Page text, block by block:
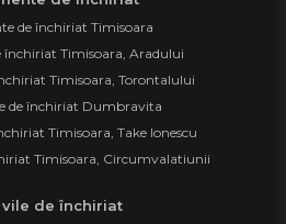
de închiriat Timisoara
Timisoara, Aradului
Timisoara, Torontalului
de închiriat Dumbravita
Timisoara, Take Ionescu
Timisoara, Circumvalatiunii
vile de închiriat